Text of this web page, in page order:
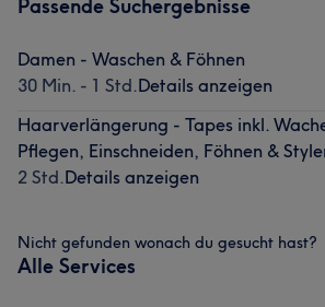
Passende Suchergebnisse
Damen - Waschen & Föhnen
30 Min. - 1 Std.Details anzeigen
Haarverlängerung - Tapes inkl.
Pflegen, Einschneiden, Föhnen &
2 Std.Details anzeigen
Nicht gefunden wonach du gesucht hast?
Alle Services